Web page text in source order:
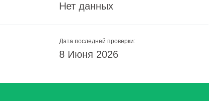
Нет данных
Дата последней проверки:
8 Июня 2026